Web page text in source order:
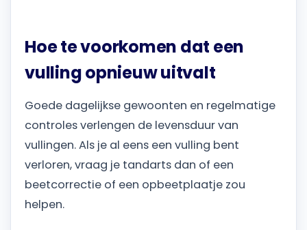
Hoe te voorkomen dat een
vulling opnieuw uitvalt
Goede dagelijkse gewoonten en regelmatige
controles verlengen de levensduur van
vullingen. Als je al eens een vulling bent
verloren, vraag je tandarts dan of een
beetcorrectie of een opbeetplaatje zou
helpen.